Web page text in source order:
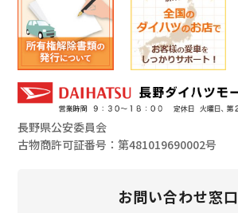
長野県公安委員会
古物商許可証番号：第481019690002号
お問い合わせ窓口